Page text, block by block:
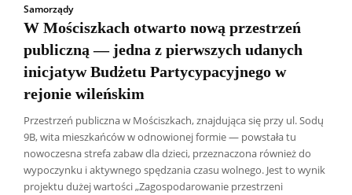
Samorządy
W Mościszkach otwarto nową przestrzeń
publiczną — jedna z pierwszych udanych
inicjatyw Budżetu Partycypacyjnego w
rejonie wileńskim
Przestrzeń publiczna w Mościszkach, znajdująca się przy ul. Sodų
9B, wita mieszkańców w odnowionej formie — powstała tu
nowoczesna strefa zabaw dla dzieci, przeznaczona również do
wypoczynku i aktywnego spędzania czasu wolnego. Jest to wynik
projektu dużej wartości „Zagospodarowanie przestrzeni